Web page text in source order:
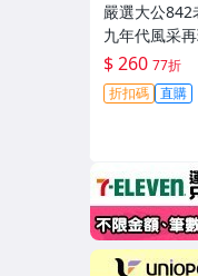
嚴選大公842
九年代風采
觀，隨機附送
全新未使用，
42老鋼筆 全
$ 260 77折
折扣碼 直購